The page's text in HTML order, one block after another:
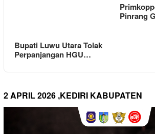
Bupati Luwu Utara Tolak
Perpanjangan HGU…
Pinrang
2 APRIL 2026 ,KEDIRI KABUPATEN